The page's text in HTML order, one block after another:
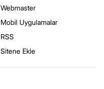
Webmaster
Mobil Uygulamalar
RSS
Sitene Ekle